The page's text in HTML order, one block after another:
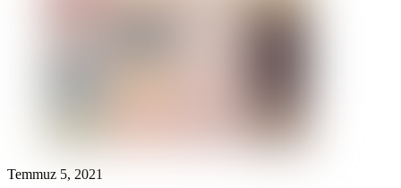
Temmuz 5, 2021